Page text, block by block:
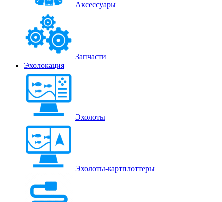
Аксессуары
Запчасти
Эхолокация
Эхолоты
Эхолоты-картплоттеры